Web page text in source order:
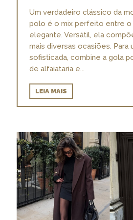
Um verdadeiro clássico da
polo é o mix perfeito entre o
elegante. Versátil, ela
mais diversas ocasiões. Para
sofisticada, combine a gola
de alfaiataria e...
LEIA MAIS